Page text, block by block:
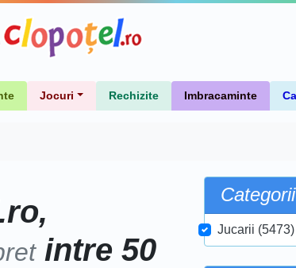
Jocuri Rechizite Imbracaminte
intre 50
Categorii
Jucarii (5473)